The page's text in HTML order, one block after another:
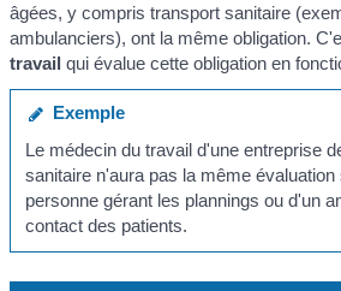
âgées, y compris transport sanitaire
ambulanciers), ont la même obligation.
travail qui évalue cette obligation en
Exemple
Le médecin du travail d'une entreprise
sanitaire n'aura pas la même évaluation
personne gérant les plannings ou d'un
contact des patients.